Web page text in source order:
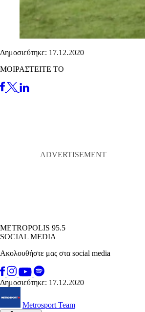
Δημοσιεύτηκε: 17.12.2020
ΜΟΙΡΑΣΤΕΙΤΕ ΤΟ
METROPOLIS 95.5
SOCIAL MEDIA
Ακολουθήστε μας στα social media
Δημοσιεύτηκε: 17.12.2020
Metrosport Team